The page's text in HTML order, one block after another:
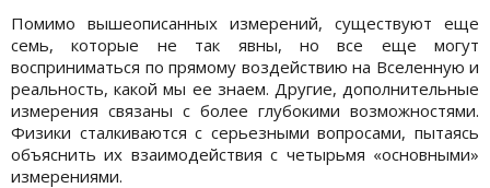
Помимо вышеописанных измерений, существуют еще
семь, которые не так явны, но все еще могут
восприниматься по прямому воздействию на Вселенную и
реальность, какой мы ее знаем. Другие, дополнительные
измерения связаны с более глубокими возможностями.
Физики сталкиваются с серьезными вопросами, пытаясь
объяснить их взаимодействия с четырьмя «основными»
измерениями.